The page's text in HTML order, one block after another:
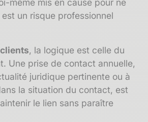
même mis en cause pour ne
un risque professionnel
, la logique est celle du
. Une prise de contact annuelle,
juridique pertinente ou à
la situation du contact, est
le lien sans paraître